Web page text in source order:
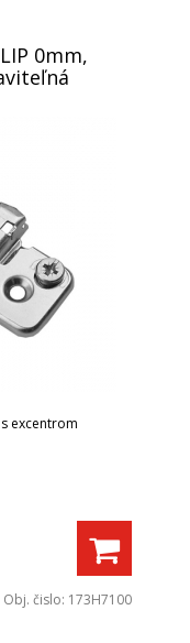
0mm,
excentrom
Obj. čislo: 173H7100